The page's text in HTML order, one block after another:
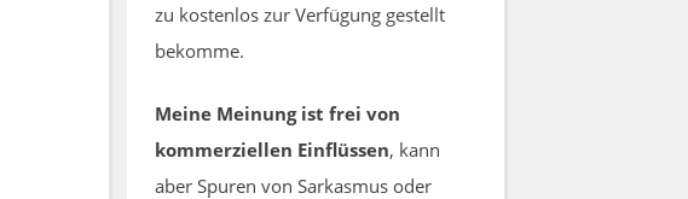
zu kostenlos zur Verfügung gestellt
bekomme.
Meine Meinung ist frei von
kommerziellen Einflüssen, kann
aber Spuren von Sarkasmus oder